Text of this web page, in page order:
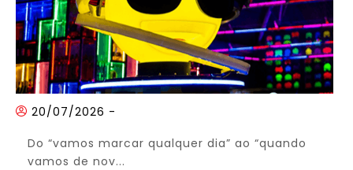
20/07/2026 -
Do “vamos marcar qualquer dia” ao “quando
vamos de nov...